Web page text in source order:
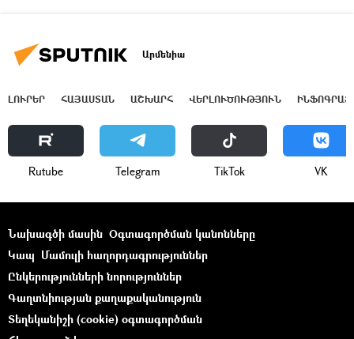
Արմենիա
ԼՈՒՐԵՐ ՀԱՅԱՍՏԱՆ ԱՇԽԱՐՀ ՎԵՐԼՈՒԾՈՒԹՅՈՒՆ
Rutube Telegram ТikТоk VK
Նախագծի մասին Օգտագործման կանոնները
Կապ Մամուլի հաղորդագրություններ
Ընկերությունների նորություններ
Գաղտնիության քաղաքականություն
Տեղեկանիշի (cookie) օգտագործման